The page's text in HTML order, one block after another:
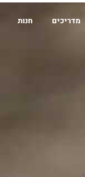
מדריכים חנות